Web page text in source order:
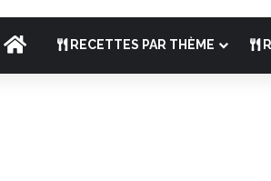
ACCUEILRECETTES PAR THÈME